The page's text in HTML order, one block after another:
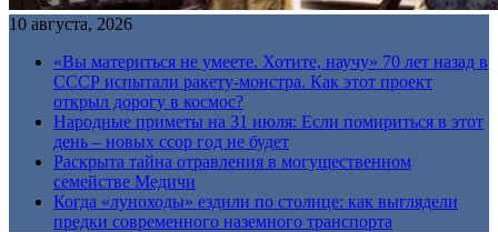
10 августа, 2026
«Вы материться не умеете. Хотите, научу» 70 лет назад в
СССР испытали ракету-монстра. Как этот проект
открыл дорогу в космос?
Народные приметы на 31 июля: Если помириться в этот
день – новых ссор год не будет
Раскрыта тайна отравления в могущественном
семействе Медичи
Когда «луноходы» ездили по столице: как выглядели
предки современного наземного транспорта